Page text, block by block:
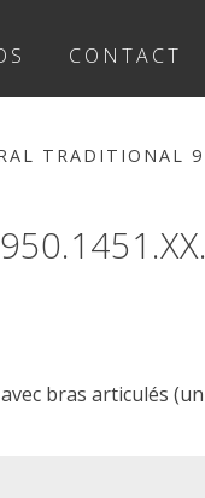
CONTACT
TRADITIONAL
bras articulés